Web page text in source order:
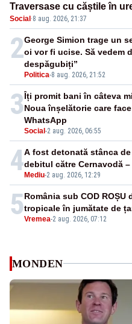
Traversase cu căștile în
nepermis
Social·8 aug. 2026, 21:37
2
Politica-8 aug. 2026, 21:52
George Simion trage un
oi vor fi ucise. Să vedem
despăgubiți”
3
Social-2 aug. 2026, 06:55
Îți promit bani în câteva
Noua înșelătorie care
WhatsApp
4Mediu-2 aug. 2026, 12:29
A fost detonată stânca
debitul către Cernavodă –
5Vremea-2 aug. 2026, 07:12
România sub COD
tropicale în jumătate de
MONDEN